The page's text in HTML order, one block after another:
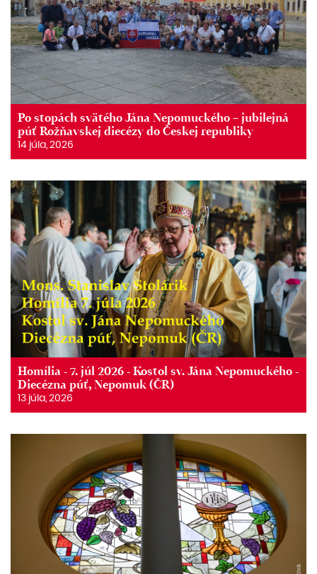
Po stopách svätého Jána Nepomuckého – jubilejná
púť Rožňavskej diecézy do Českej republiky
14 júla, 2026
Homília - 7. júl 2026 - Kostol sv. Jána Nepomuckého -
Diecézna púť, Nepomuk (ČR)
13 júla, 2026